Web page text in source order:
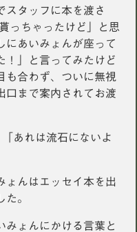
スタッフに本を渡さ
っちゃったけど」と思
にあいみょんが座って
！」と言ってみたけど
も合わず、ついに無視
口まで案内されてお渡
あれは流石にないよ
ょんはエッセイ本を出
。
みょんにかける言葉と